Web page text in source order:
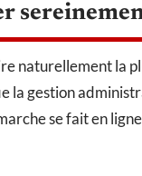
naturellement la
la gestion
se fait en